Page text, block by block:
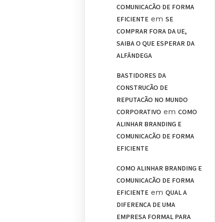
COMUNICAÇÃO DE FORMA
EFICIENTE emSE
COMPRAR FORA DA UE,
SAIBA O QUE ESPERAR DA
ALFÂNDEGA
BASTIDORES DA
CONSTRUÇÃO DE
REPUTAÇÃO NO MUNDO
CORPORATIVO emCOMO
ALINHAR BRANDING E
COMUNICAÇÃO DE FORMA
EFICIENTE
COMO ALINHAR BRANDING E
COMUNICAÇÃO DE FORMA
EFICIENTE emQUAL A
DIFERENÇA DE UMA
EMPRESA FORMAL PARA